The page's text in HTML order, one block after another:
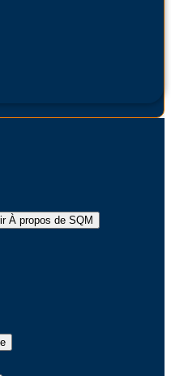
À propos de SQM